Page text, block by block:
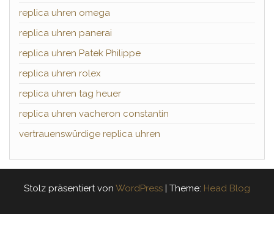
replica uhren omega
replica uhren panerai
replica uhren Patek Philippe
replica uhren rolex
replica uhren tag heuer
replica uhren vacheron constantin
vertrauenswürdige replica uhren
Stolz präsentiert von WordPress | Theme: Head Blog